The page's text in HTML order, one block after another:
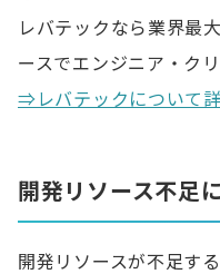
既存事業に集中して
開発ソースに関するよ
Q.開発リソースとは
Q.開発リソースが不
レバテックなら業界最
ースでエンジニア・ク
⇒レバテックについて
開発リソース不足
開発リソースが不足す